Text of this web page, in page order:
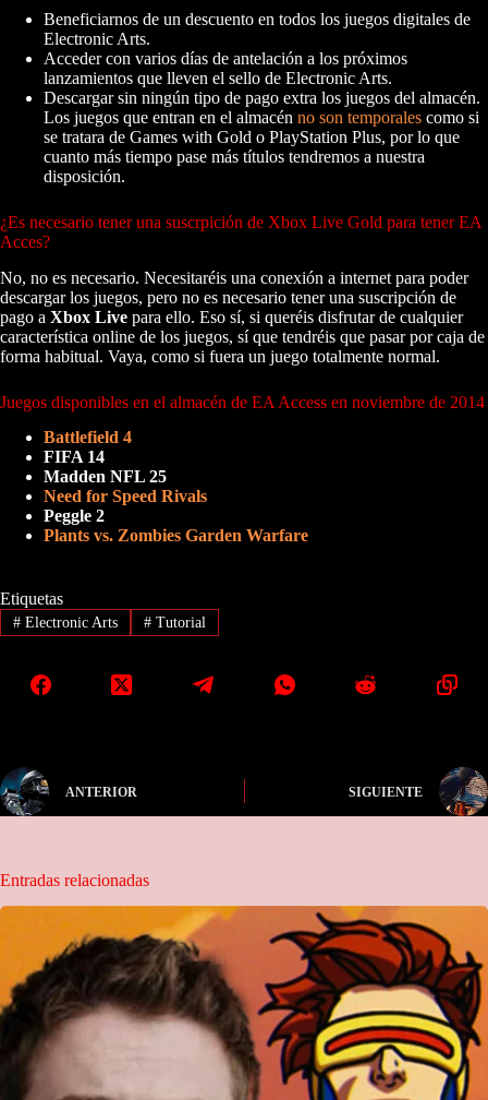
Beneficiarnos de un descuento en todos los juegos digitales de
Electronic Arts.
Acceder con varios días de antelación a los próximos
lanzamientos que lleven el sello de Electronic Arts.
Descargar sin ningún tipo de pago extra los juegos del almacén.
Los juegos que entran en el almacén no son temporales como si
se tratara de Games with Gold o PlayStation Plus, por lo que
cuanto más tiempo pase más títulos tendremos a nuestra
disposición.
¿Es necesario tener una suscrpición de Xbox Live Gold para tener EA
Acces?
No, no es necesario. Necesitaréis una conexión a internet para poder
descargar los juegos, pero no es necesario tener una suscripción de
pago a Xbox Live para ello. Eso sí, si queréis disfrutar de cualquier
característica online de los juegos, sí que tendréis que pasar por caja de
forma habitual. Vaya, como si fuera un juego totalmente normal.
Juegos disponibles en el almacén de EA Access en noviembre de 2014
Battlefield 4
FIFA 14
Madden NFL 25
Need for Speed Rivals
Peggle 2
Plants vs. Zombies Garden Warfare
Etiquetas
#Electronic Arts #Tutorial
ANTERIOR SIGUIENTE
Entradas relacionadas